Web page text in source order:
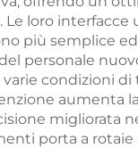
loro interfacce
più semplice
personale
condizioni di
aumenta
migliorata
porta a rotaie